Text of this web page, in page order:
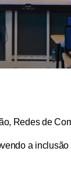
Redes de
a